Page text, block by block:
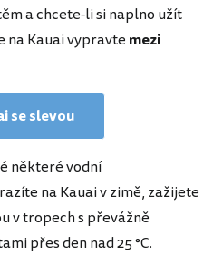
a chcete-li si naplno užít
na Kauai vypravte mezi
se slevou
některé vodní
na Kauai v zimě, zažijete
v tropech s převážně
přes den nad 25 °C.